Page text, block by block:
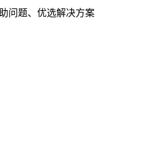
问题、优选解决方案